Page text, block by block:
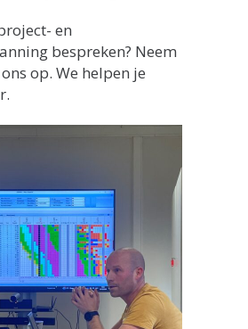
en
bespreken? Neem
op. We helpen je